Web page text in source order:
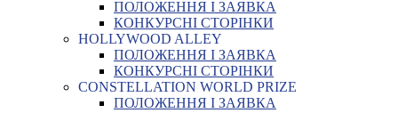
ПОЛОЖЕННЯ І ЗАЯВКА
КОНКУРСНІ СТОРІНКИ
HOLLYWOOD ALLEY
ПОЛОЖЕННЯ І ЗАЯВКА
КОНКУРСНІ СТОРІНКИ
CONSTELLATION WORLD PRIZE
ПОЛОЖЕННЯ І ЗАЯВКА